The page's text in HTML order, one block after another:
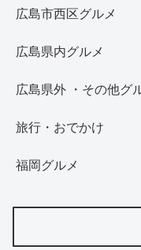
広島市西区グルメ
広島県内グルメ
広島県外 ・その他グ
旅行・おでかけ
福岡グルメ